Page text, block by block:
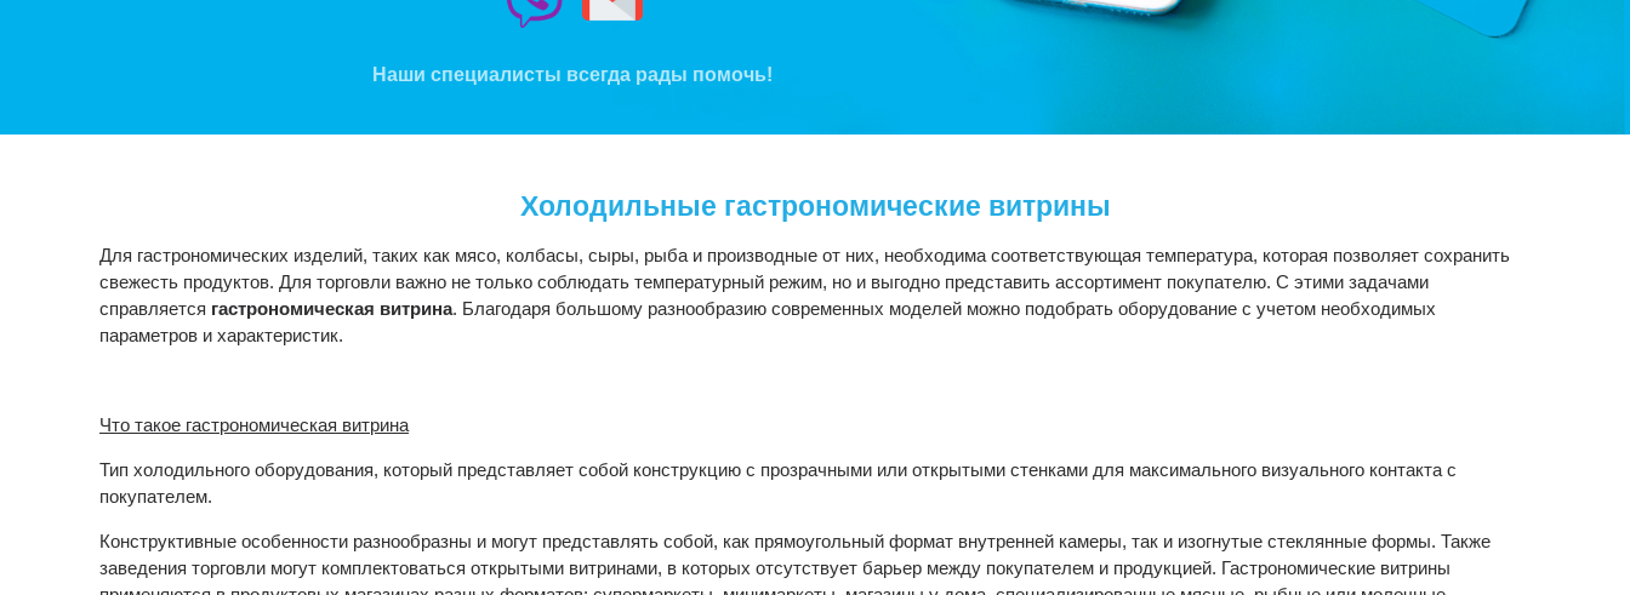
Наши специалисты всегда рады помочь!
Холодильные гастрономические витрины
Для гастрономических изделий, таких как мясо, колбасы, сыры, рыба и производные от них, необходима соответствующая температура, которая позволяет сохранить
свежесть продуктов. Для торговли важно не только соблюдать температурный режим, но и выгодно представить ассортимент покупателю. С этими задачами
справляется гастрономическая витрина. Благодаря большому разнообразию современных моделей можно подобрать оборудование с учетом необходимых
параметров и характеристик.
Что такое гастрономическая витрина
Тип холодильного оборудования, который представляет собой конструкцию с прозрачными или открытыми стенками для максимального визуального контакта с
покупателем.
Конструктивные особенности разнообразны и могут представлять собой, как прямоугольный формат внутренней камеры, так и изогнутые стеклянные формы. Также
заведения торговли могут комплектоваться открытыми витринами, в которых отсутствует барьер между покупателем и продукцией. Гастрономические витрины